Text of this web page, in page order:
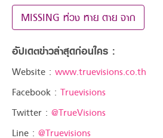
MISSING ห่วง หาย ตาย จาก
อัปเดตข่าวล่าสุดก่อนใคร :
Website : www.truevisions.co.th
Facebook : Truevisions
Twitter : @TrueVisions
Line : @Truevisions